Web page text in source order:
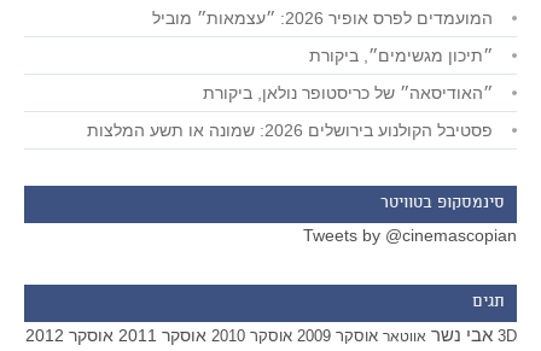
המועמדים לפרס אופיר 2026: ״עצמאות״ מוביל
״תיכון מגשימים״, ביקורת
״האודיסאה״ של כריסטופר נולאן, ביקורת
פסטיבל הקולנוע בירושלים 2026: שמונה או תשע המלצות
סינמסקופ בטוויטר
Tweets by @cinemascopian
תגים
3D אבי נשר אווטאר אוסקר 2009 אוסקר 2010 אוסקר 2011 אוסקר 2012